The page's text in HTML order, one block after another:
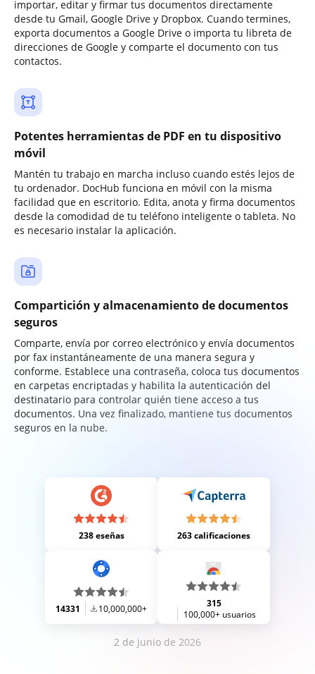
importar, editar y firmar tus documentos directamente
desde tu Gmail, Google Drive y Dropbox. Cuando termines,
exporta documentos a Google Drive o importa tu libreta de
direcciones de Google y comparte el documento con tus
contactos.
Potentes herramientas de PDF en tu dispositivo
móvil
Mantén tu trabajo en marcha incluso cuando estés lejos de
tu ordenador. DocHub funciona en móvil con la misma
facilidad que en escritorio. Edita, anota y firma documentos
desde la comodidad de tu teléfono inteligente o tableta. No
es necesario instalar la aplicación.
Compartición y almacenamiento de documentos
seguros
Comparte, envía por correo electrónico y envía documentos
por fax instantáneamente de una manera segura y
conforme. Establece una contraseña, coloca tus documentos
en carpetas encriptadas y habilita la autenticación del
destinatario para controlar quién tiene acceso a tus
documentos. Una vez finalizado, mantiene tus documentos
seguros en la nube.
238 eseñas 263 calificaciones
14331 10,000,000+
315
100,000+ usuarios
2 de junio de 2026